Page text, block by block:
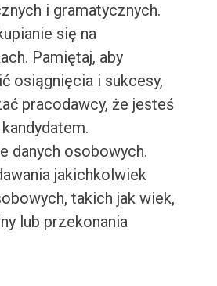
i gramatycznych.
się na
Pamiętaj, aby
osiągnięcia i sukcesy,
pracodawcy, że jesteś
danych osobowych.
jakichkolwiek
takich jak wiek,
lub przekonania